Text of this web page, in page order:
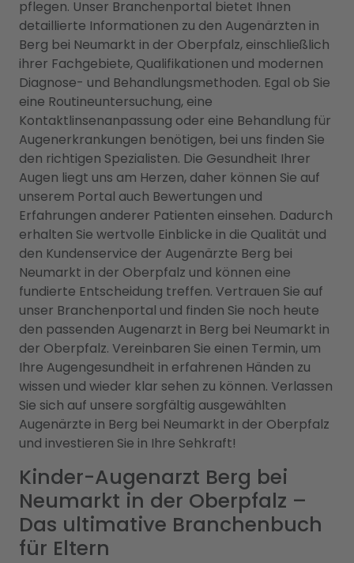
pflegen. Unser Branchenportal bietet Ihnen
detaillierte Informationen zu den Augenärzten in
Berg bei Neumarkt in der Oberpfalz, einschließlich
ihrer Fachgebiete, Qualifikationen und modernen
Diagnose- und Behandlungsmethoden. Egal ob Sie
eine Routineuntersuchung, eine
Kontaktlinsenanpassung oder eine Behandlung für
Augenerkrankungen benötigen, bei uns finden Sie
den richtigen Spezialisten. Die Gesundheit Ihrer
Augen liegt uns am Herzen, daher können Sie auf
unserem Portal auch Bewertungen und
Erfahrungen anderer Patienten einsehen. Dadurch
erhalten Sie wertvolle Einblicke in die Qualität und
den Kundenservice der Augenärzte Berg bei
Neumarkt in der Oberpfalz und können eine
fundierte Entscheidung treffen. Vertrauen Sie auf
unser Branchenportal und finden Sie noch heute
den passenden Augenarzt in Berg bei Neumarkt in
der Oberpfalz. Vereinbaren Sie einen Termin, um
Ihre Augengesundheit in erfahrenen Händen zu
wissen und wieder klar sehen zu können. Verlassen
Sie sich auf unsere sorgfältig ausgewählten
Augenärzte in Berg bei Neumarkt in der Oberpfalz
und investieren Sie in Ihre Sehkraft!
Kinder-Augenarzt Berg bei
Neumarkt in der Oberpfalz –
Das ultimative Branchenbuch
für Eltern